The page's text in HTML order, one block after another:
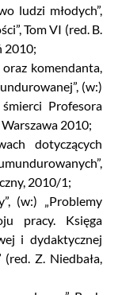
ludzi młodych”,
Tom VI (red. B.
2010;
oraz komendanta,
(w:)
Profesora
2010;
dotyczących
2010/1;
(w:) „Problemy
pracy. Księga
i dydaktycznej
Z. Niedbała,